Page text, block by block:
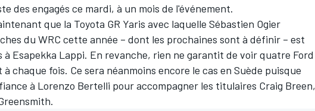
des engagés ce mardi, à un mois de l'événement.
que la Toyota GR Yaris avec laquelle Sébastien Ogier
du WRC cette année – dont les prochaines sont à définir – est
à Esapekka Lappi. En revanche, rien ne garantit de voir quatre Ford
chaque fois. Ce sera néanmoins encore le cas en Suède puisque
à Lorenzo Bertelli pour accompagner les titulaires Craig Breen,
.